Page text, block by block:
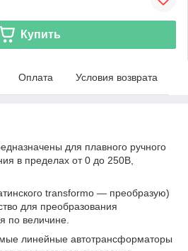
Купить
Оплата Условия возврата
для плавного ручного
в пределах от 0 до 250В,
transformo — преобразую)
для преобразования
по величине.
линейные автотрансформаторы